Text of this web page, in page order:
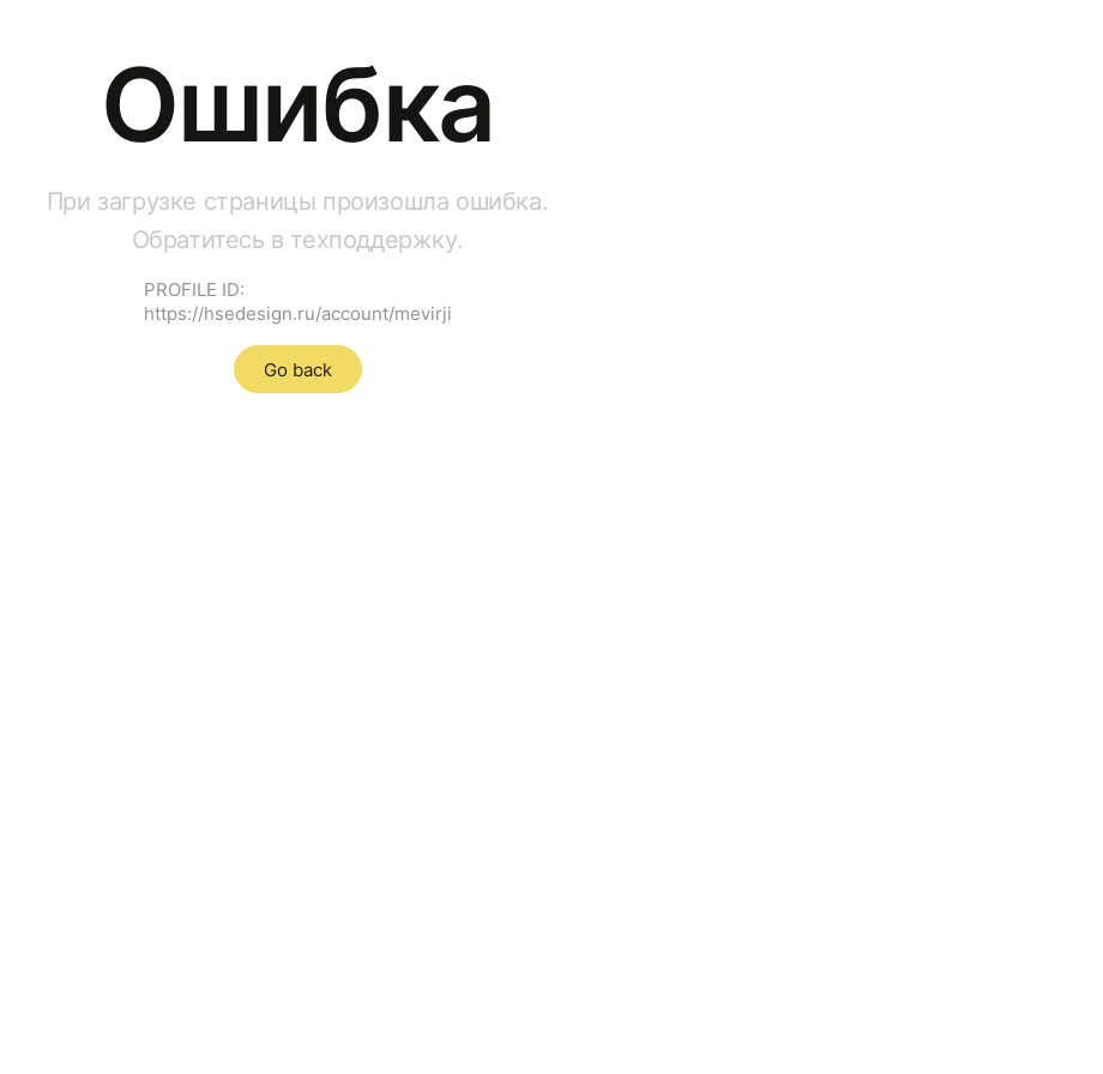
Ошибка
При загрузке страницы произошла ошибка.
Обратитесь в техподдержку.
PROFILE ID:
https://hsedesign.ru/account/mevirji
Go back